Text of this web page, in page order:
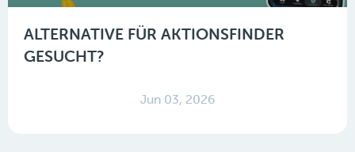
ALTERNATIVE FÜR AKTIONSFINDER
GESUCHT?
Jun 03, 2026